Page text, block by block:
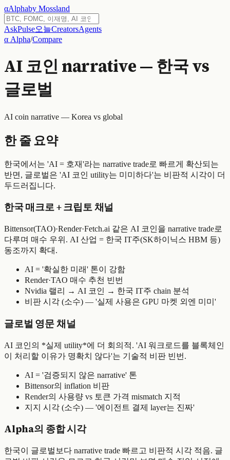
αAlphaby Mossland
AskPulse오늘CreatorsAgents
α Alpha/Compare
AI 코인 narrative — 한국 vs
글로벌
AI coin narrative — Korea vs global
한 줄 요약
한국에서는 'AI = 호재'라는 narrative trade로 빠르게 확산되는
반면, 글로벌은 'AI 코인 utility는 미미하다'는 비판적 시각이 더
두드러집니다.
한국 매크로 + 크립토 채널
Bittensor(TAO)·Render·Fetch.ai 같은 AI 코인을 narrative trade로
다루며 매수 우위. AI 산업 = 한국 IT주(SK하이닉스 HBM 등)
동조까지 확대.
AI = '확실한 미래' 톤이 강함
Render·TAO 매수 추천 빈번
Nvidia 랠리 → AI 코인 → 한국 IT주 chain 분석
비판 시각 (소수) — '실제 사용은 GPU 마켓 외엔 미미'
글로벌 영문 채널
AI 코인의 *실제 utility*에 더 회의적. 'AI 워크로드를 블록체인
이 처리할 이유가 명확치 않다'는 기술적 비판 빈번.
AI = '검증되지 않은 narrative' 톤
Bittensor의 inflation 비판
Render의 사용량 vs 토큰 가격 mismatch 지적
지지 시각 (소수) — '에이전트 결제 layer는 진짜'
Alpha의 종합 시각
한국이 글로벌보다 narrative trade 빠르고 비판적 시각 적음. 글